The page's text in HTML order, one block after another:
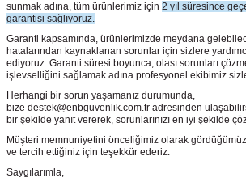
sunmak adına, tüm ürünlerimiz için 2 yıl süresince
garantisi sağlıyoruz.
Garanti kapsamında, ürünlerimizde meydana
hatalarından kaynaklanan sorunlar için sizlere
ediyoruz. Garanti süresi boyunca, olası sorunları
işlevselliğini sağlamak adına profesyonel ekibimiz
Herhangi bir sorun yaşamanız durumunda,
bize destek@enbguvenlik.com.tr adresinden
bir şekilde yanıt vererek, sorunlarınızı en iyi şekilde
Müşteri memnuniyetini önceliğimiz olarak
ve tercih ettiğiniz için teşekkür ederiz.
Saygılarımla,